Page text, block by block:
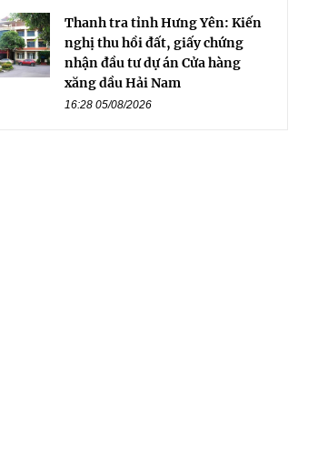
Thanh tra tỉnh Hưng Yên: Kiến
nghị thu hồi đất, giấy chứng
nhận đầu tư dự án Cửa hàng
xăng dầu Hải Nam
16:28 05/08/2026